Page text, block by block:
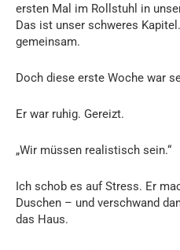
ersten Mal im Rollstuhl in
Das ist unser schweres
gemeinsam.
Doch diese erste Woche war
Er war ruhig. Gereizt.
„Wir müssen realistisch sein.“
Ich schob es auf Stress. Er
Duschen – und verschwand
das Haus.